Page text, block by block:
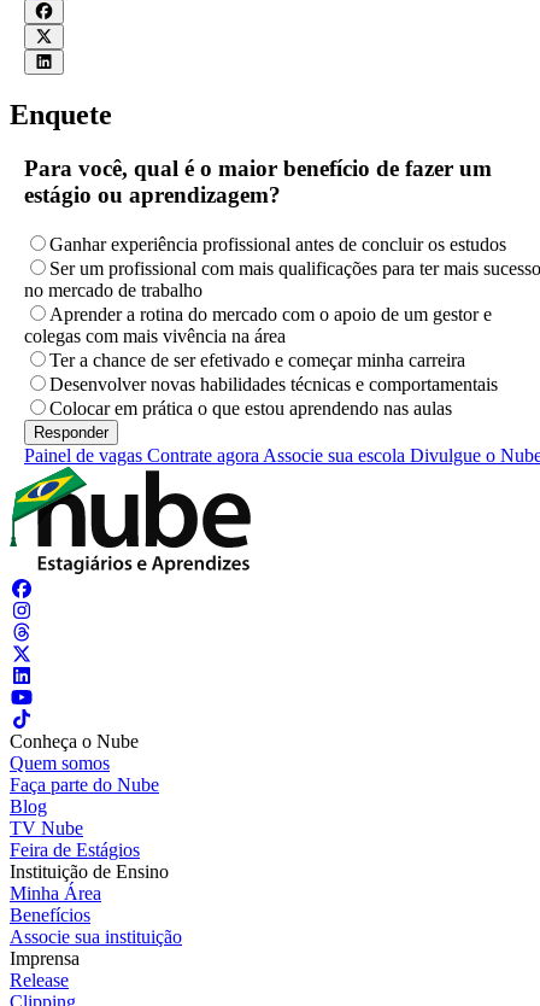
Enquete
Para você, qual é o maior benefício de fazer um
estágio ou aprendizagem?
Ganhar experiência profissional antes de concluir os estudos
Ser um profissional com mais qualificações para ter mais sucesso
no mercado de trabalho
Aprender a rotina do mercado com o apoio de um gestor e
colegas com mais vivência na área
Ter a chance de ser efetivado e começar minha carreira
Desenvolver novas habilidades técnicas e comportamentais
Colocar em prática o que estou aprendendo nas aulas
Painel de vagas Contrate agora Associe sua escola Divulgue o
Conheça o Nube
Quem somos
Faça parte do Nube
Blog
TV Nube
Feira de Estágios
Instituição de Ensino
Minha Área
Benefícios
Associe sua instituição
Imprensa
Release
Clipping